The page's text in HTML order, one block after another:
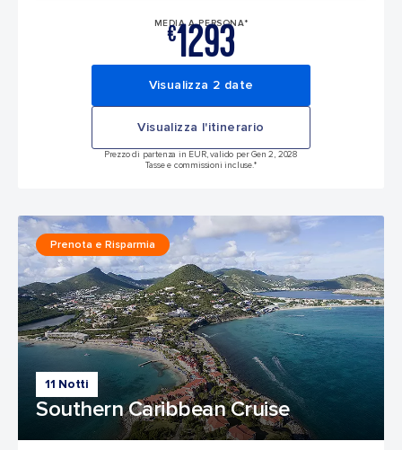
MEDIA A PERSONA*
€1293
Visualizza 2 date
Visualizza l'itinerario
Prezzo di partenza in EUR, valido per Gen 2, 2028
Tasse e commissioni incluse.*
11 Notti
Southern Caribbean Cruise
Prenota e Risparmia